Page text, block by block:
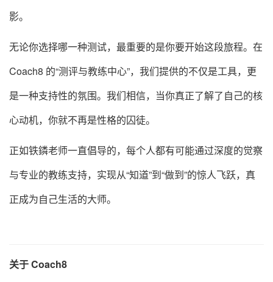
影。
无论你选择哪一种测试，最重要的是你要开始这段旅程。在
Coach8 的“测评与教练中心”，我们提供的不仅是工具，更
是一种支持性的氛围。我们相信，当你真正了解了自己的核
心动机，你就不再是性格的囚徒。
正如铁鏻老师一直倡导的，每个人都有可能通过深度的觉察
与专业的教练支持，实现从“知道”到“做到”的惊人飞跃，真
正成为自己生活的大师。
关于 Coach8